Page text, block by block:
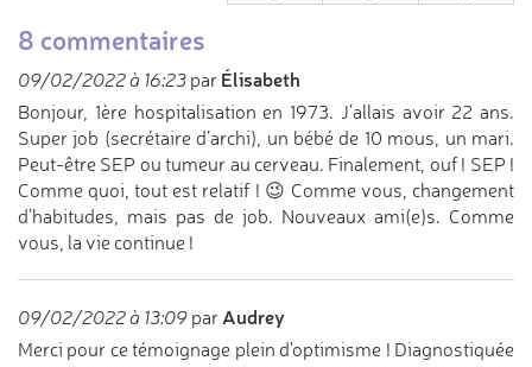
8 commentaires
09/02/2022 à 16:23 par Élisabeth
Bonjour, 1ère hospitalisation en 1973. J’allais avoir 22 ans.
Super job (secrétaire d’archi), un bébé de 10 mous, un mari.
Peut-être SEP ou tumeur au cerveau. Finalement, ouf ! SEP !
Comme quoi, tout est relatif ! 😉 Comme vous, changement
d’habitudes, mais pas de job. Nouveaux ami(e)s. Comme
vous, la vie continue !
09/02/2022 à 13:09 par Audrey
Merci pour ce témoignage plein d'optimisme ! Diagnostiquée